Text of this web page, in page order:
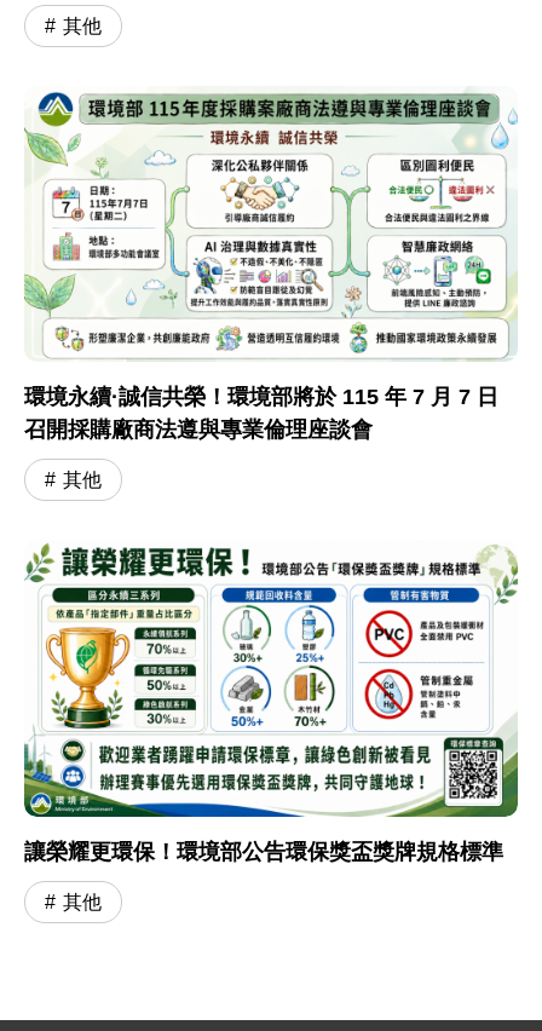
其他
環境永續·誠信共榮！環境部將於 115 年 7 月 7 日
召開採購廠商法遵與專業倫理座談會
其他
讓榮耀更環保！環境部公告環保獎盃獎牌規格標準
其他